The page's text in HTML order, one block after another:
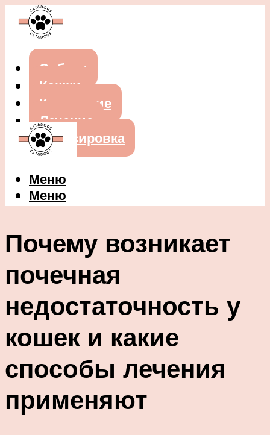
Собаки
Кошки
Кормление
Лечение
Дрессировка
Меню
Меню
Почему возникает
почечная
недостаточность у
кошек и какие
способы лечения
применяют